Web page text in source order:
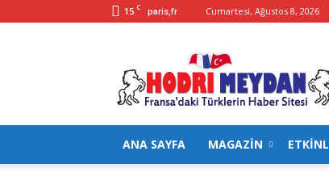
15 C paris,fr Cumartesi, Ağustos 8, 2026
Hodrimeydan
ANA SAYFA MAGAZİN